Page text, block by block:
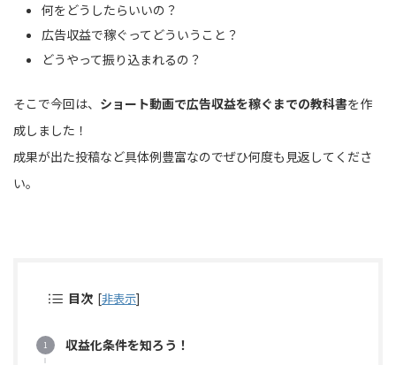
何をどうしたらいいの？
広告収益で稼ぐってどういうこと？
どうやって振り込まれるの？
そこで今回は、 ショート動画で広告収益を稼ぐまでの教科書を作
成しました！
成果が出た投稿など具体例豊富なのでぜひ何度も見返してくださ
い。
目次 [非表示]
収益化条件を知ろう！